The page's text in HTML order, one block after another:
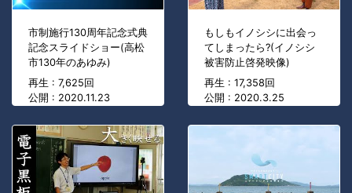
市制施行130周年記念式典
記念スライドショー(高松
市130年のあゆみ)
再生 : 7,625回
公開 : 2020.11.23
もしもイノシシに出会っ
てしまったら?(イノシシ
被害防止啓発映像)
再生 : 17,358回
公開 : 2020.3.25